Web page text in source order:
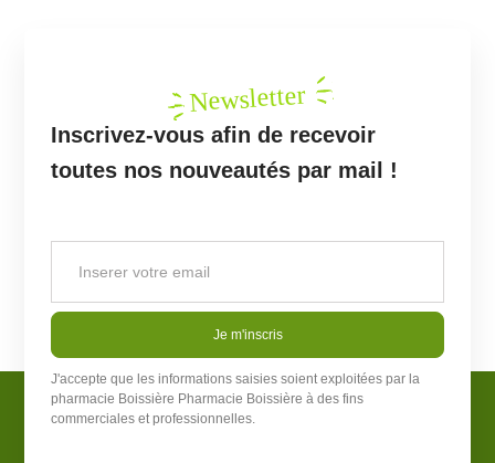
Newsletter
Inscrivez-vous afin de recevoir
toutes nos nouveautés par mail !
Je m'inscris
J'accepte que les informations saisies soient exploitées par la
pharmacie Boissière Pharmacie Boissière à des fins
commerciales et professionnelles.